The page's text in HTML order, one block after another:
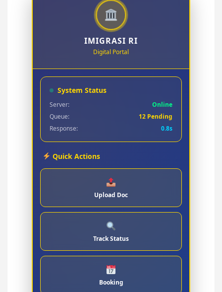
IMIGRASI RI
Digital Portal
System Status
Server:
Online
Queue:
12 Pending
Response:
0.8s
Quick Actions
Upload Doc
Track Status
Booking